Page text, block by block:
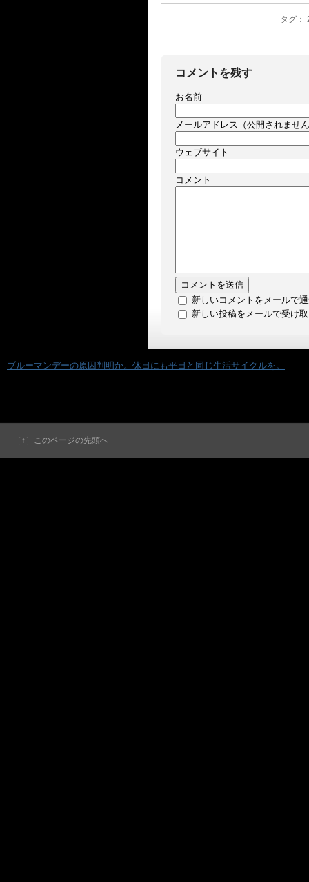
タグ：
コメントを残す
お名前
メールアドレス（公開されませ
ウェブサイト
コメント
新しいコメントをメールで
新しい投稿をメールで受け
ブルーマンデーの原因判明か。休日にも平日と同じ生活サイクルを。
［↑］このページの先頭へ